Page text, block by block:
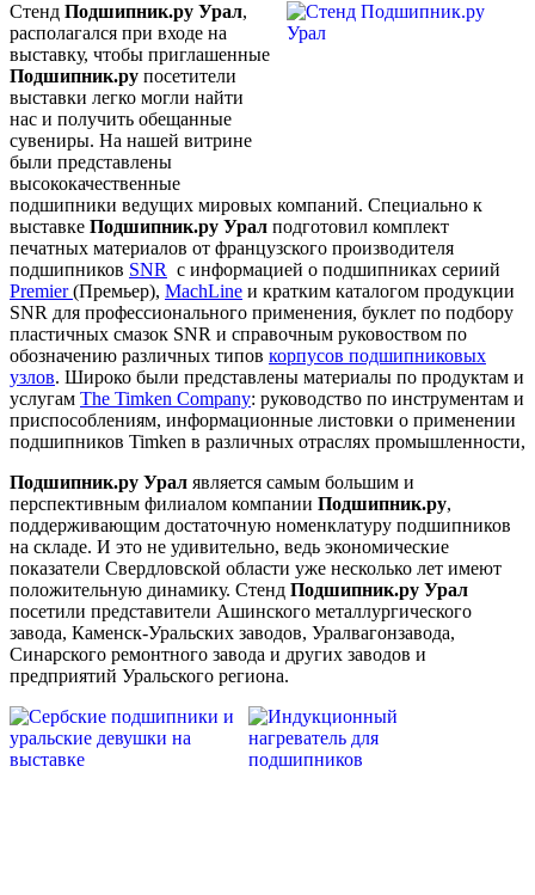
Стенд Подшипник.ру Урал,
располагался при входе на
выставку, чтобы приглашенные
Подшипник.ру посетители
выставки легко могли найти
нас и получить обещанные
сувениры. На нашей витрине
были представлены
высококачественные
подшипники ведущих мировых компаний. Специально к
выставке Подшипник.ру Урал подготовил комплект
печатных материалов от французского производителя
подшипников SNR с информацией о подшипниках сериий
Premier(Премьер), MachLine и кратким каталогом продукции
SNR для профессионального применения, буклет по подбору
пластичных смазок SNR и справочным руковоством по
обозначению различных типов корпусов подшипниковых
узлов. Широко были представлены материалы по продуктам и
услугам The Timken Company: руководство по инструментам и
приспособлениям, информационные листовки о применении
подшипников Timken в различных отраслях промышленности,
Подшипник.ру Урал является самым большим и
перспективным филиалом компании Подшипник.ру,
поддерживающим достаточную номенклатуру подшипников
на складе. И это не удивительно, ведь экономические
показатели Свердловской области уже несколько лет имеют
положительную динамику. Стенд Подшипник.ру Урал
посетили представители Ашинского металлургического
завода, Каменск-Уральских заводов, Уралвагонзавода,
Синарского ремонтного завода и других заводов и
предприятий Уральского региона.